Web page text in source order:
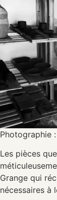
Photographie
Les pièces
Grange qui
nécessaires à